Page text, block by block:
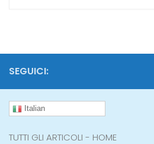
SEGUICI:
Italian
TUTTI GLI ARTICOLI - HOME